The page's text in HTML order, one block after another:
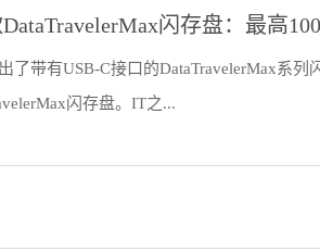
闪存盘：最高
了带有USB-C接口的DataTravelerMax系
闪存盘。IT之...